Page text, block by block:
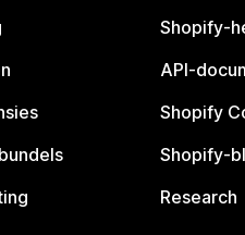
Shopify-
API-
Shopify
Shopify-
Research